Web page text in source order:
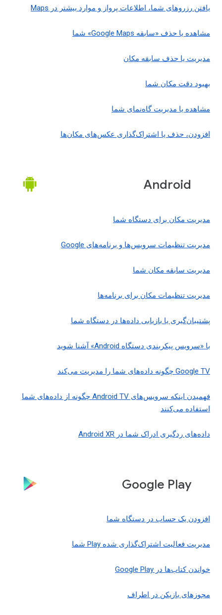
یافتن رزروهای شما، اطلاعات پرواز و موارد بیشتر در Maps
مشاهده یا حذف «سابقه Google Maps» شما
مدیریت یا حذف سابقه مکان
بهبود دقت مکان شما
مشاهده یا مدیریت گاه‌نمای شما
افزودن، حذف یا اشتراک‌گذاری عکس‌های مکان‌ها
Android
مدیریت مکان برای دستگاه شما
مدیریت تنظیمات سرویس‌ها و برنامه‌های Google
مدیریت سابقه مکان شما
مدیریت تنظیمات مکان برای برنامه‌ها
پشتیبان‌گیری یا بازیابی داده‌ها در دستگاه شما
با «سرویس پیکربندی دستگاه Android» آشنا شوید
‫Google TV چگونه داده‌های شما را مدیریت می‌کند
فهمیدن اینکه سرویس‌های Android TV چگونه از داده‌های شما
استفاده می‌کنند
داده‌های ردگیری ادراک شما در Android XR
Google Play
افزودن یک حساب در دستگاه شما
مدیریت فعالیت اشتراک‌گذاری شده Play شما
خواندن کتاب‌ها در Google Play
مجوزهای بازیکن در اطراف